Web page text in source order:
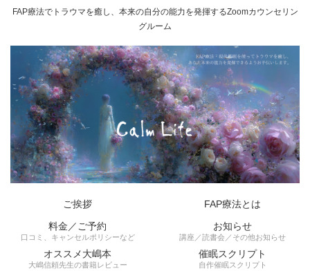
FAP療法でトラウマを癒し、本来の自分の能力を発揮するZoomカウンセリン
グルーム
ご挨拶
FAP療法とは
料金／ご予約
口コミ、キャンセルポリシーなど
お知らせ
講座／読書会／その他お知らせ
オススメ大嶋本
大嶋信頼先生の書籍レビュー
催眠スクリプト
自作催眠スクリプト